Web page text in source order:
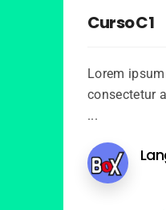
Curso C1
Lorem
consectetur
...